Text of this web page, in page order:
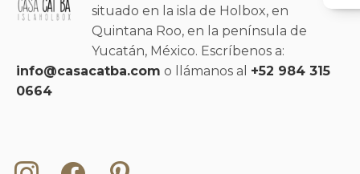
situado en la isla de Holbox, en
Quintana Roo, en la península de
Yucatán, México. Escríbenos a:
info@casacatba.com o llámanos al +52 984 315
0664
InstagramFacebookPinterest